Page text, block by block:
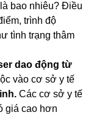
bao nhiêu? Điều
trình độ
tình trạng thâm
dao động từ
vào cơ sở y tế
Các cơ sở y tế
giá cao hơn